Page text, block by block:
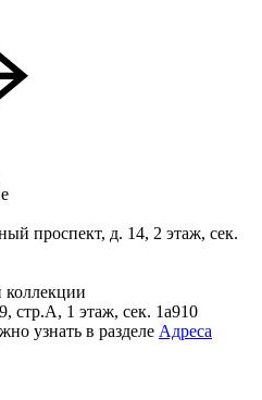
проспект, д. 14, 2 этаж, сек.
коллекции
стр.А, 1 этаж, сек. 1a910
узнать в разделе Адреса